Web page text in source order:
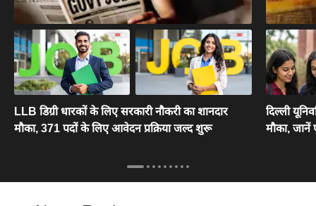
LLB डिग्री धारकों के लिए सरकारी नौकरी का शानदार
मौका, 371 पदों के लिए आवेदन प्रक्रिया जल्द शुरू
दिल्ली
मौका, जानें